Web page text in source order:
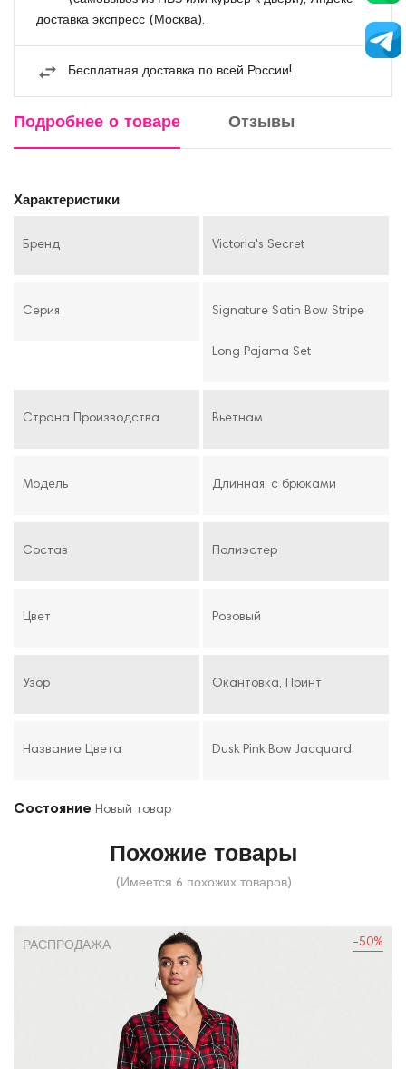
доставка экспресс (Москва).
Бесплатная доставка по всей России!
Подробнее о товаре Отзывы
Характеристики
Бренд Victoria's Secret
Серия Signature Satin Bow Stripe
Long Pajama Set
Страна Производства Вьетнам
Модель Длинная, с брюками
Состав Полиэстер
Цвет Розовый
Узор Окантовка, Принт
Название Цвета Dusk Pink Bow Jacquard
Состояние Новый товар
Похожие товары
(Имеется 6 похожих товаров)
-50%
РАСПРОДАЖА